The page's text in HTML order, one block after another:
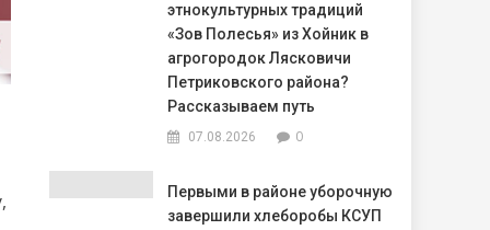
этнокультурных традиций
«Зов Полесья» из Хойник в
агрогородок Лясковичи
Петриковского района?
Рассказываем путь
07.08.2026 0
Первыми в районе уборочную
завершили хлеборобы КСУП